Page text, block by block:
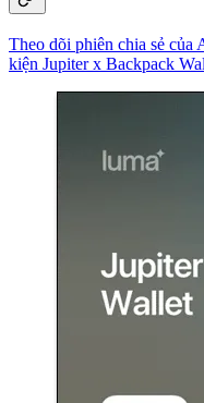
Theo dõi phiên chia sẻ của
kiện Jupiter x Backpack